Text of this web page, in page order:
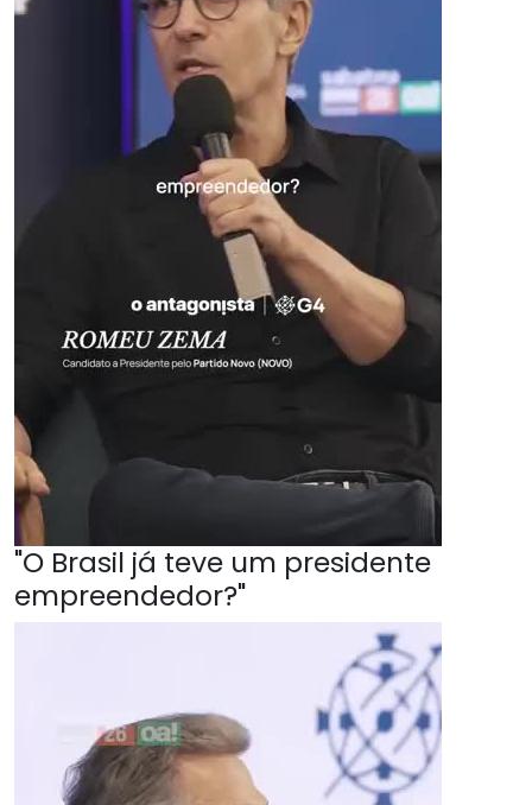
"O Brasil já teve um presidente
empreendedor?"